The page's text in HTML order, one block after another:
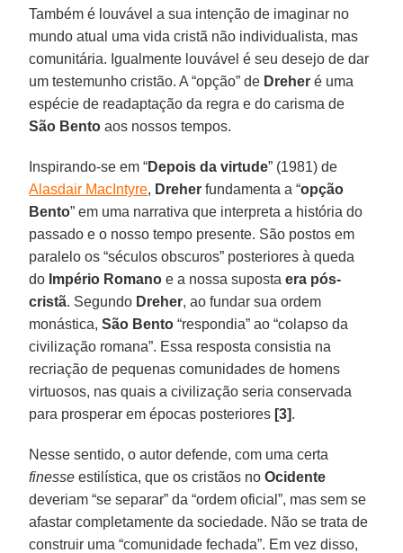
Também é louvável a sua intenção de imaginar no
mundo atual uma vida cristã não individualista, mas
comunitária. Igualmente louvável é seu desejo de dar
um testemunho cristão. A “opção” de Dreher é uma
espécie de readaptação da regra e do carisma de
São Bento aos nossos tempos.
Inspirando-se em “Depois da virtude” (1981) de
Alasdair MacIntyre, Dreher fundamenta a “opção
Bento” em uma narrativa que interpreta a história do
passado e o nosso tempo presente. São postos em
paralelo os “séculos obscuros” posteriores à queda
do Império Romano e a nossa supostaera pós-
cristã. Segundo Dreher, ao fundar sua ordem
monástica,São Bento “respondia” ao “colapso da
civilização romana”. Essa resposta consistia na
recriação de pequenas comunidades de homens
virtuosos, nas quais a civilização seria conservada
para prosperar em épocas posteriores [3].
Nesse sentido, o autor defende, com uma certa
finesse estilística, que os cristãos noOcidente
deveriam “se separar” da “ordem oficial”, mas sem se
afastar completamente da sociedade. Não se trata de
construir uma “comunidade fechada”. Em vez disso,